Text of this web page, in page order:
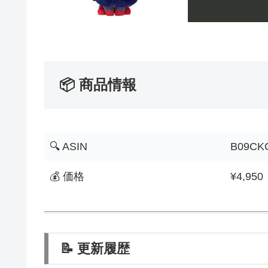
📦 商品情報
🔍 ASIN
💰 価格 ¥4,950
📝 更新履歴